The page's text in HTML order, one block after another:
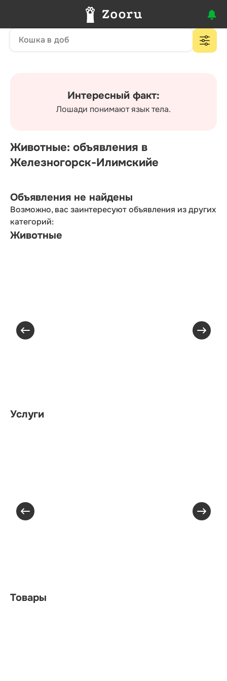
Интересный факт:
Лошади понимают язык тела.
Животные: объявления в
Железногорск-Илимскийе
Объявления не найдены
Возможно, вас заинтересуют объявления из других
категорий:
Животные
Услуги
Товары